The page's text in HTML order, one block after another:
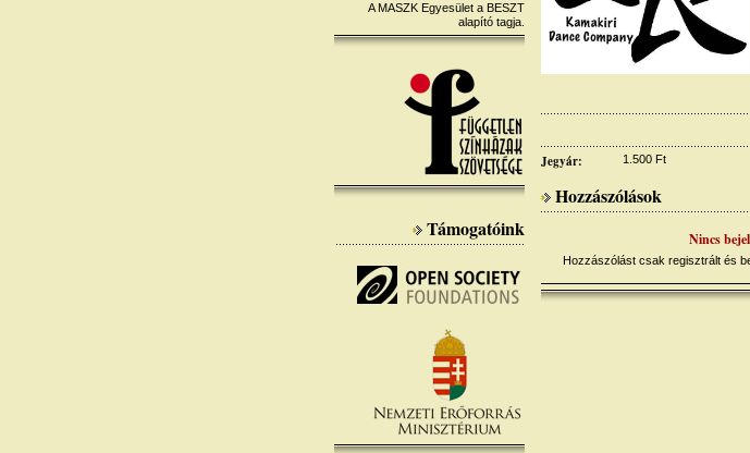
A MASZK Egyesület a BESZT
alapító tagja.
Támogatóink
Jegyár: 1.500 Ft
Hozzászólások
Nincs
Hozzászólást csak regisztrált és